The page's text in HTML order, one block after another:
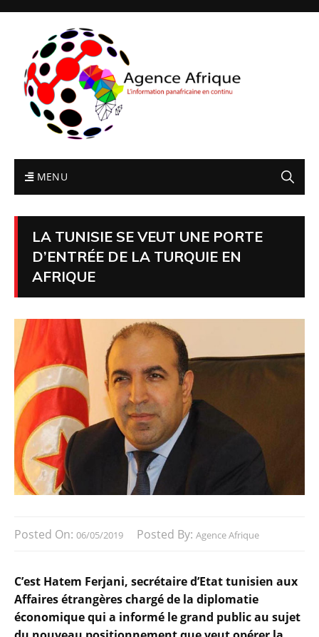
MENU
LA TUNISIE SE VEUT UNE PORTE
D’ENTRÉE DE LA TURQUIE EN
AFRIQUE
Posted On: 06/05/2019 Posted By: Agence Afrique
C’est Hatem Ferjani, secrétaire d’Etat tunisien aux
Affaires étrangères chargé de la diplomatie
économique qui a informé le grand public au sujet